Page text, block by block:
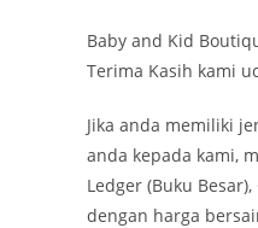
Baby and Kid
Terima Kasih kami
Jika anda memiliki
anda kepada kami,
Ledger (Buku
dengan harga